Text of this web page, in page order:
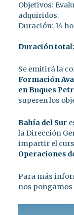
Objetivos:
adquiridos.
Duración: 14
Duración
Se emitirá la
Formación
en Buques
superen los
Bahía del Sur
la Dirección
impartir el
Operaciones
Para más
nos